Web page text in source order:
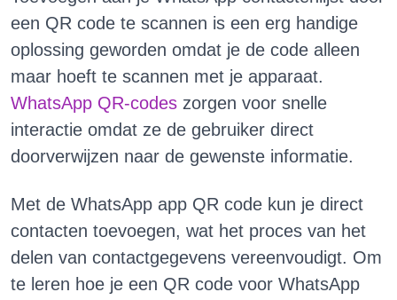
een QR code te scannen is een erg handige
oplossing geworden omdat je de code alleen
maar hoeft te scannen met je apparaat.
WhatsApp QR-codes zorgen voor snelle
interactie omdat ze de gebruiker direct
doorverwijzen naar de gewenste informatie.
Met de WhatsApp app QR code kun je direct
contacten toevoegen, wat het proces van het
delen van contactgegevens vereenvoudigt. Om
te leren hoe je een QR code voor WhatsApp